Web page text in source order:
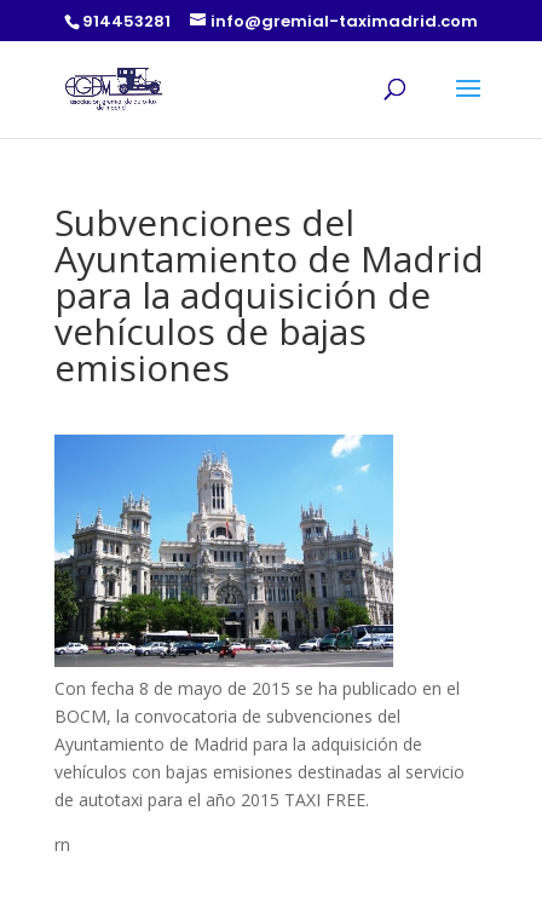
914453281 info@gremial-taximadrid.com
Subvenciones del
Ayuntamiento de Madrid
para la adquisición de
vehículos de bajas
emisiones
Con fecha 8 de mayo de 2015 se ha publicado en el
BOCM, la convocatoria de subvenciones del
Ayuntamiento de Madrid para la adquisición de
vehículos con bajas emisiones destinadas al servicio
de autotaxi para el año 2015 TAXI FREE.
rn